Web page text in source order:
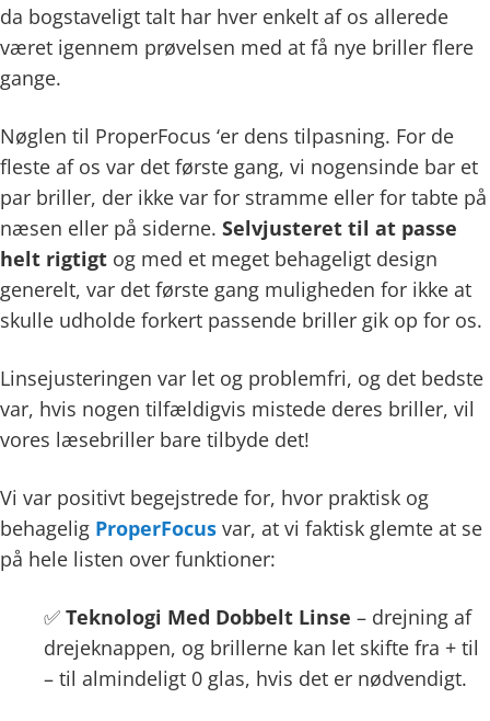
da bogstaveligt talt har hver enkelt af os allerede
været igennem prøvelsen med at få nye briller flere
gange.
Nøglen til ProperFocus ‘er dens tilpasning. For de
fleste af os var det første gang, vi nogensinde bar et
par briller, der ikke var for stramme eller for tabte på
næsen eller på siderne. Selvjusteret til at passe
helt rigtigt og med et meget behageligt design
generelt, var det første gang muligheden for ikke at
skulle udholde forkert passende briller gik op for os.
Linsejusteringen var let og problemfri, og det bedste
var, hvis nogen tilfældigvis mistede deres briller, vil
vores læsebriller bare tilbyde det!
Vi var positivt begejstrede for, hvor praktisk og
behagelig ProperFocus var, at vi faktisk glemte at se
på hele listen over funktioner:
✅ Teknologi Med Dobbelt Linse – drejning af
drejeknappen, og brillerne kan let skifte fra + til
– til almindeligt 0 glas, hvis det er nødvendigt.